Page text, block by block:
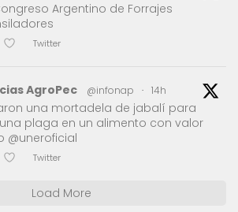
Argentino de Forrajes
Twitter
AgroPec @infonap · 14h
una mortadela de jabalí para
plaga en un alimento con valor
@uneroficial
Twitter
Load More